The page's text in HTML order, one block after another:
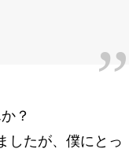
？
したが、僕にとっ